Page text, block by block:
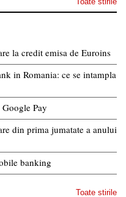
la credit emisa de Euroins
in Romania: ce se intampla
Pay
din prima jumatate a anului
banking
Toate stirile